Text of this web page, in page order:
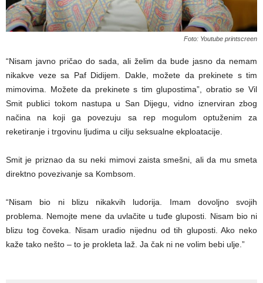
Foto: Youtube printscreen
“Nisam javno pričao do sada, ali želim da bude jasno da nemam
nikakve veze sa Paf Didijem. Dakle, možete da prekinete s tim
mimovima. Možete da prekinete s tim glupostima”, obratio se Vil
Smit publici tokom nastupa u San Dijegu, vidno iznerviran zbog
načina na koji ga povezuju sa rep mogulom optuženim za
reketiranje i trgovinu ljudima u cilju seksualne ekploatacije.
Smit je priznao da su neki mimovi zaista smešni, ali da mu smeta
direktno povezivanje sa Kombsom.
“Nisam bio ni blizu nikakvih ludorija. Imam dovoljno svojih
problema. Nemojte mene da uvlačite u tuđe gluposti. Nisam bio ni
blizu tog čoveka. Nisam uradio nijednu od tih gluposti. Ako neko
kaže tako nešto – to je prokleta laž. Ja čak ni ne volim bebi ulje.”